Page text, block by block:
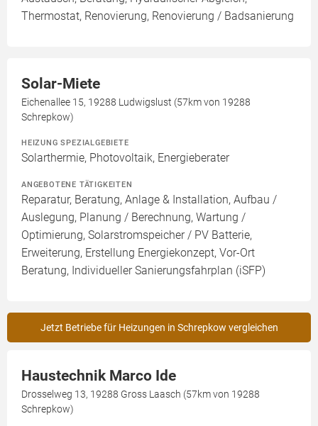
Thermostat, Renovierung, Renovierung / Badsanierung
Solar-Miete
Eichenallee 15, 19288 Ludwigslust (57km von 19288
Schrepkow)
HEIZUNG SPEZIALGEBIETE
Solarthermie, Photovoltaik, Energieberater
ANGEBOTENE TÄTIGKEITEN
Reparatur, Beratung, Anlage & Installation, Aufbau /
Auslegung, Planung / Berechnung, Wartung /
Optimierung, Solarstromspeicher / PV Batterie,
Erweiterung, Erstellung Energiekonzept, Vor-Ort
Beratung, Individueller Sanierungsfahrplan (iSFP)
Jetzt Betriebe für Heizungen in Schrepkow vergleichen
Haustechnik Marco Ide
Drosselweg 13, 19288 Gross Laasch (57km von 19288
Schrepkow)